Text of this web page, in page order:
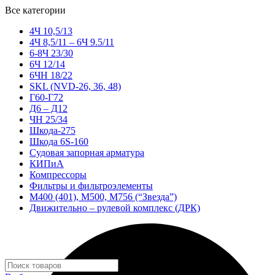
Все категории
4Ч 10,5/13
4Ч 8,5/11 – 6Ч 9.5/11
6-8Ч 23/30
6Ч 12/14
6ЧН 18/22
SKL (NVD-26, 36, 48)
Г60-Г72
Д6 – Д12
ЧН 25/34
Шкода-275
Шкода 6S-160
Судовая запорная арматура
КИПиА
Компрессоры
Фильтры и фильтроэлементы
М400 (401), М500, М756 (“Звезда”)
Движительно – рулевой комплекс (ДРК)